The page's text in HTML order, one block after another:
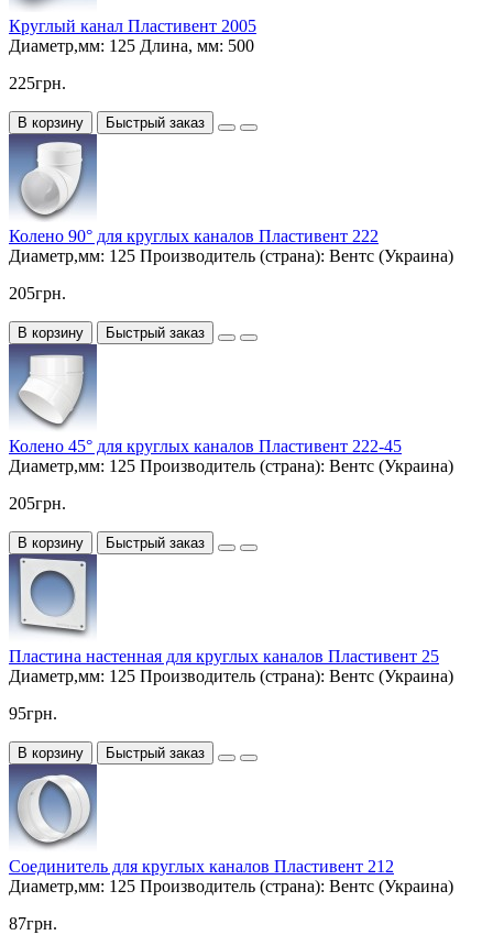
Круглый канал Пластивент 2005
Диаметр,мм: 125 Длина, мм: 500
225грн.
В корзину Быстрый заказ
Колено 90° для круглых каналов Пластивент 222
Диаметр,мм: 125 Производитель (страна): Вентс (Украина)
205грн.
В корзину Быстрый заказ
Колено 45° для круглых каналов Пластивент 222-45
Диаметр,мм: 125 Производитель (страна): Вентс (Украина)
205грн.
В корзину Быстрый заказ
Пластина настенная для круглых каналов Пластивент 25
Диаметр,мм: 125 Производитель (страна): Вентс (Украина)
95грн.
В корзину Быстрый заказ
Соединитель для круглых каналов Пластивент 212
Диаметр,мм: 125 Производитель (страна): Вентс (Украина)
87грн.